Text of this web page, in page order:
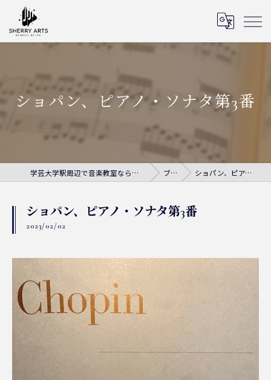
ショパン、ピアノ・ソナタ第3番
学芸大学駅周辺で音楽教室ならシェリー・アーツ音楽教室 ブログ ショパン、ピアノ・ソナタ第3番
ショパン、ピアノ・ソナタ第3番
2023/02/02